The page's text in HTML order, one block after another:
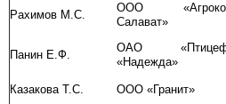
Рахимов М.С.
ООО
Салават»
Панин Е.Ф.
ОАО
«Надежда»
Казакова Т.С. ООО «Гранит»